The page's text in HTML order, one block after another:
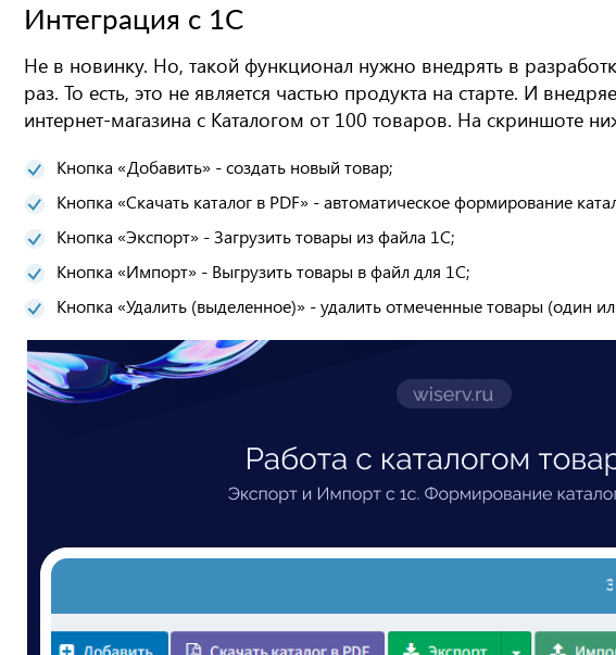
Интеграция с 1С
Не в новинку. Но, такой функционал нужно внедрять в
раз. То есть, это не является частью продукта на старте. И
интернет-магазина с Каталогом от 100 товаров. На скриншоте
Кнопка «Добавить» - создать новый товар;
Кнопка «Скачать каталог в PDF» - автоматическое формирование
Кнопка «Экспорт» - Загрузить товары из файла 1С;
Кнопка «Импорт» - Выгрузить товары в файл для 1С;
Кнопка «Удалить (выделенное)» - удалить отмеченные товары (один